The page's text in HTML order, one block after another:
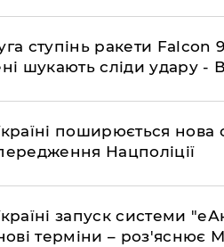
ступінь ракети Falcon
шукають сліди удару -
поширюється нова
Нацполіції
запуск системи
терміни – роз'яснює